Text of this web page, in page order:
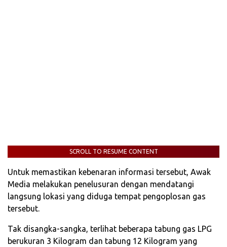
SCROLL TO RESUME CONTENT
Untuk memastikan kebenaran informasi tersebut, Awak
Media melakukan penelusuran dengan mendatangi
langsung lokasi yang diduga tempat pengoplosan gas
tersebut.
Tak disangka-sangka, terlihat beberapa tabung gas LPG
berukuran 3 Kilogram dan tabung 12 Kilogram yang